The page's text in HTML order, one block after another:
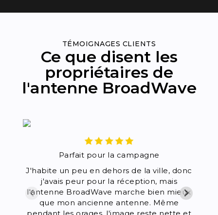
TÉMOIGNAGES CLIENTS
Ce que disent les
propriétaires de
l'antenne BroadWave
Parfait pour la campagne
J'habite un peu en dehors de la ville, donc
j'avais peur pour la réception, mais
l'antenne BroadWave marche bien mieux
que mon ancienne antenne. Même